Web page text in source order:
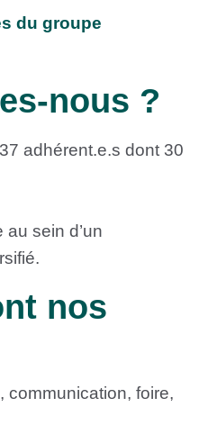
du groupe
nous ?
adhérent.e.s dont 30
sein d’un
nos
communication, foire,